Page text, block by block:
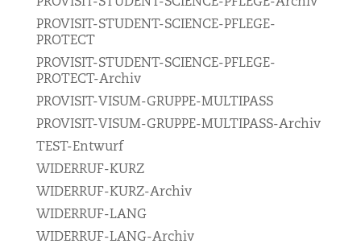
PROVISIT-STUDENT-SCIENCE-PFLEGE-
PROTECT
PROVISIT-STUDENT-SCIENCE-PFLEGE-
PROTECT-Archiv
PROVISIT-VISUM-GRUPPE-MULTIPASS
PROVISIT-VISUM-GRUPPE-MULTIPASS-Archiv
TEST-Entwurf
WIDERRUF-KURZ
WIDERRUF-KURZ-Archiv
WIDERRUF-LANG
WIDERRUF-LANG-Archiv